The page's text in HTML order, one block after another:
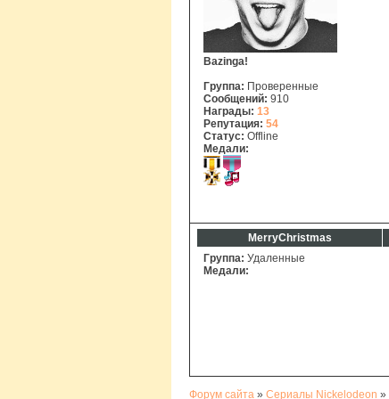
Bazinga!
Группа: Проверенные
Сообщений: 910
Награды: 13
Репутация: 54
Статус: Offline
Медали:
MerryChristmas
Группа: Удаленные
Медали:
Форум сайта » Сериалы Nickelodeon »